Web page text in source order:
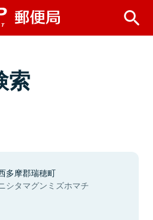
索
多摩郡瑞穂町
シタマグンミズホマチ